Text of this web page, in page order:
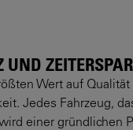
UND
Wert auf Qualität
Jedes Fahrzeug,
einer gründlichen